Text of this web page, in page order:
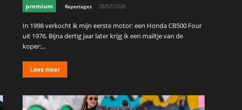
premium Reportages 28/07/2026
In 1998 verkocht ik mijn eerste motor: een Honda CB500 Four
uit 1976. Bijna dertig jaar later krijg ik een mailtje van de
koper:...
Lees meer